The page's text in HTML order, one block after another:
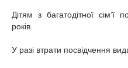
Дітям з багатодітної сім’ї
років.
У разі втрати посвідчення